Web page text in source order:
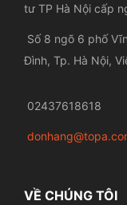
tư TP Hà Nội cấp
Số 8 ngõ 6 phố
Đình, Tp. Hà Nội,
02437618618
VỀ CHÚNG TÔI